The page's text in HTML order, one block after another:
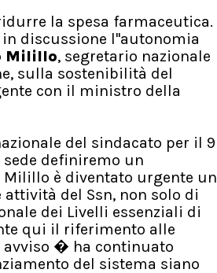
la spesa farmaceutica.
discussione l''autonomia
Milillo, segretario nazionale
sulla sostenibilità del
con il ministro della
del sindacato per il 9
definiremo un
è diventato urgente un
del Ssn, non solo di
dei Livelli essenziali di
qui il riferimento alle
avviso � ha continuato
del sistema siano